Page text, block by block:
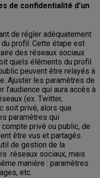
de confidentialité d’un
de régler adéquatement
profil. Cette étape est
des réseaux sociaux
quels éléments du profil.
peuvent être relayés à
Ajuster les paramètres de
qui aura accès à
(ex. Twitter,
soit privé, alors que
paramètres qui
privé ou public, de
être vus et partagés
de gestion de la
réseaux sociaux, mais
manière : paramètres
etc.